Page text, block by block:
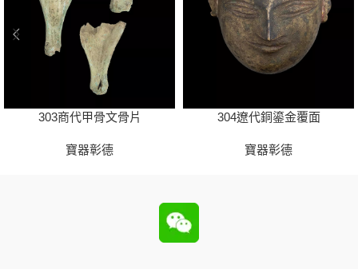
303商代甲骨文骨片
寶器彰德
304遼代銅鎏金覆面
寶器彰德